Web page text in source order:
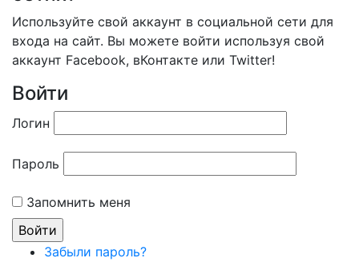
Используйте свой аккаунт в социальной сети для
входа на сайт. Вы можете войти используя свой
аккаунт Facebook, вКонтакте или Twitter!
Войти
Логин
Пароль
Запомнить меня
Забыли пароль?